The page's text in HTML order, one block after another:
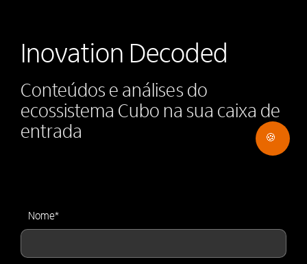
Inovation Decoded
Conteúdos e análises do
ecossistema Cubo na sua caixa de
entrada
Nome*
🍪